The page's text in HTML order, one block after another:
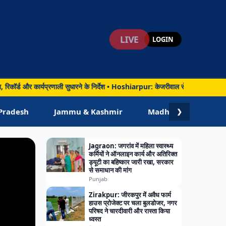
LIVE LOGIN
सुधारने के निर्देश • Hoshiarpur: केजरीवाल से मिले विधायक जिंपा,
Jammu & Kashmir Madhya Pradesh
❯
Jagraon: जगरांव में महिला स्वास्थ्य
कर्मियों ने ऑनलाइन कार्य और अतिरिक्त
ड्यूटी का बहिष्कार जारी रखा, सरकार
से समाधान की मांग
Punjab
Zirakpur: जीरकपुर में अवैध फार्म
हाउस प्रोजेक्ट पर चला बुलडोजर, नगर
परिषद ने चारदीवारी और रास्ता किया
ध्वस्त